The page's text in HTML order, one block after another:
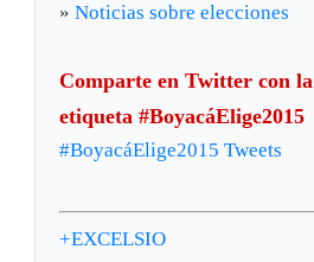
»Noticias sobre elecciones
Comparte en Twitter con la
etiqueta #BoyacáElige2015
#BoyacáElige2015 Tweets
+EXCELSIO